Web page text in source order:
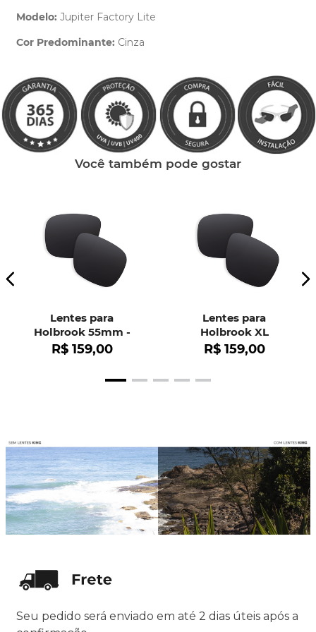
Modelo: Jupiter Factory Lite
Cor Predominante: Cinza
Você também pode gostar
Lentes para
Holbrook 55mm -
OO9102
R$ 159,00
Lentes para
Holbrook XL
R$ 159,00
Seu pedido será enviado em até 2 dias úteis após a